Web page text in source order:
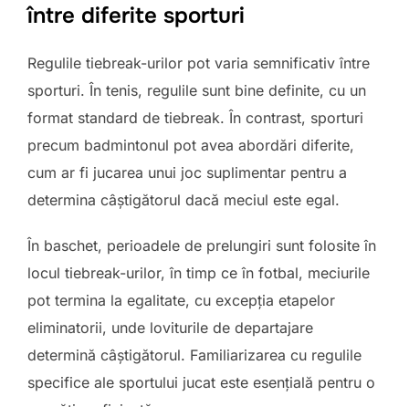
între diferite sporturi
Regulile tiebreak-urilor pot varia semnificativ între
sporturi. În tenis, regulile sunt bine definite, cu un
format standard de tiebreak. În contrast, sporturi
precum badmintonul pot avea abordări diferite,
cum ar fi jucarea unui joc suplimentar pentru a
determina câștigătorul dacă meciul este egal.
În baschet, perioadele de prelungiri sunt folosite în
locul tiebreak-urilor, în timp ce în fotbal, meciurile
pot termina la egalitate, cu excepția etapelor
eliminatorii, unde loviturile de departajare
determină câștigătorul. Familiarizarea cu regulile
specifice ale sportului jucat este esențială pentru o